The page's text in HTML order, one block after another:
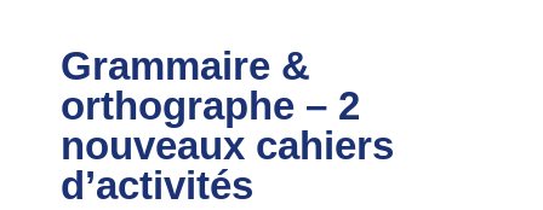
Grammaire &
orthographe – 2
nouveaux cahiers
d’activités